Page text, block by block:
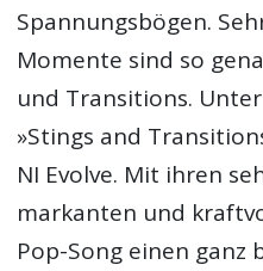
Spannungsbögen.
Momente sind so
und Transitions.
»Stings and
NI Evolve. Mit ihren
markanten und
Pop-Song einen ganz